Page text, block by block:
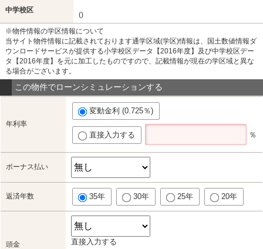
中学校区
()
※物件情報の学区情報について
当サイト物件情報に記載されております通学区域(学区)情報は、国土数値情報ダ
ウンロードサービスが提供する小学校区データ【2016年度】及び中学校区デー
タ【2016年度】を元に加工したものですので、記載情報が現在の学区域と異な
る場合がございます。
この物件でローンシミュレーションする
年利率
変動金利 (0.725％)
直接入力する ％
ボーナス払い
返済年数 35年 30年 25年 20年
頭金 直接入力する